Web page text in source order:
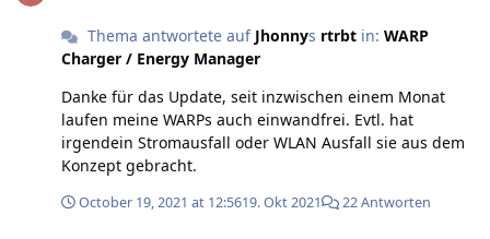
Thema antwortete auf Jhonnys rtrbtin: WARP
Charger / Energy Manager
Danke für das Update, seit inzwischen einem Monat
laufen meine WARPs auch einwandfrei. Evtl. hat
irgendein Stromausfall oder WLAN Ausfall sie aus dem
Konzept gebracht.
October 19, 2021 at 12:5619. Okt 2021 22 Antworten